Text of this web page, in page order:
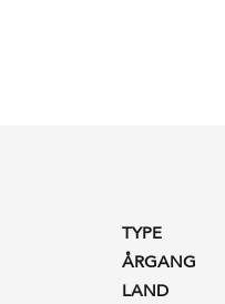
TYPE
ÅRGANG
LAND